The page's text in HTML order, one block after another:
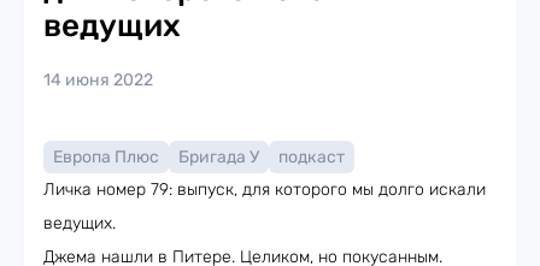
ведущих
14 июня 2022
Европа Плюс Бригада У
подкаст
Личка номер 79: выпуск, для которого мы долго искали
ведущих.
Джема нашли в Питере. Целиком, но покусанным.